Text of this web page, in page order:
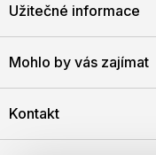
Užitečné informace
Mohlo by vás zajímat
Kontakt